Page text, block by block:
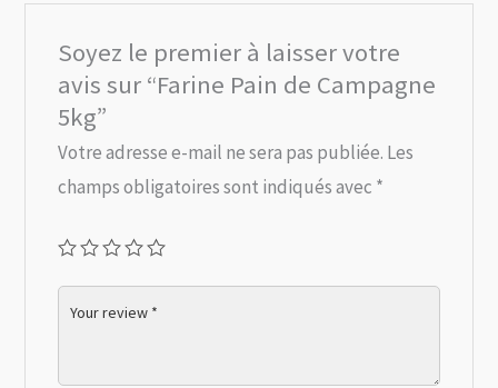
Soyez le premier à laisser votre
avis sur “Farine Pain de Campagne
5kg”
Votre adresse e-mail ne sera pas publiée. Les
champs obligatoires sont indiqués avec *